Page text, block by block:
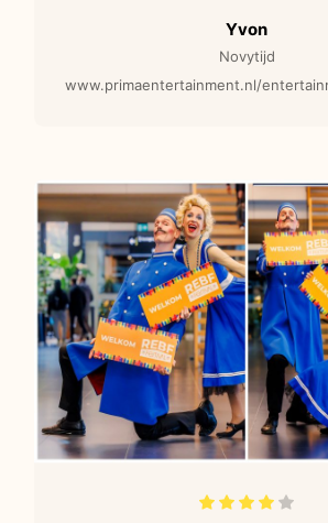
Yvon
Novytijd